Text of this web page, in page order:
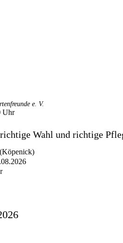
e. V.
Uhr
Wahl und richtige